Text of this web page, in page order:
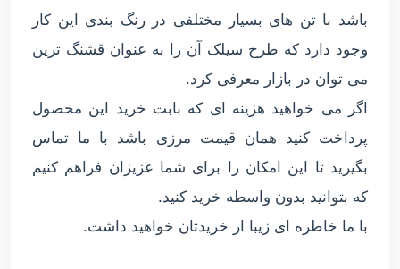
باشد با تن های بسیار مختلفی در رنگ بندی این کار
وجود دارد که طرح سیلک آن را به عنوان قشنگ ترین
می توان در بازار معرفی کرد.
اگر می خواهید هزینه ای که بابت خرید این محصول
پرداخت کنید همان قیمت مرزی باشد با ما تماس
بگیرید تا این امکان را برای شما عزیزان فراهم کنیم
که بتوانید بدون واسطه خرید کنید.
با ما خاطره ای زیبا ار خریدتان خواهید داشت.